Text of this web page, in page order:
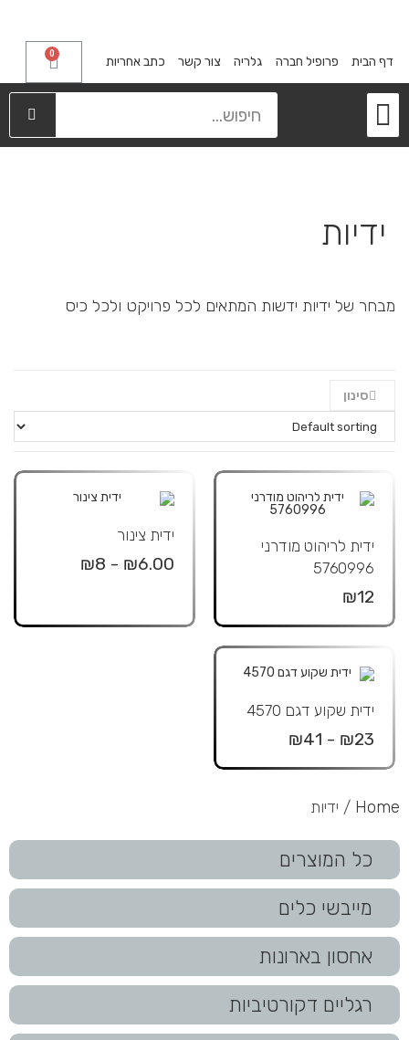
דף הבית פרופיל חברה גלריה צור קשר כתב אחריות
0
Home / ידיות
כל המוצרים
מייבשי כלים
אחסון בארונות
רגליים דקורטיביות
ידיות
מבחר של ידיות ידשות המתאים לכל פרויקט ולכל כיס
סינון
ידית לריהוט מודרני
5760996
₪12
ידית צינור
₪6.00 - ₪8
ידית שקוע דגם 4570
₪23 - ₪41